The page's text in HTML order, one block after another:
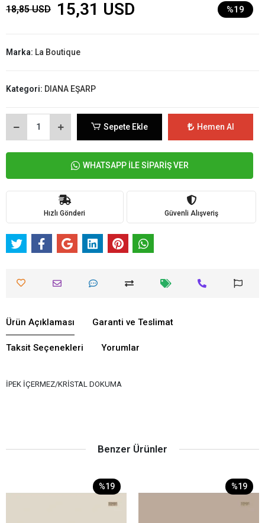
18,85 USD 15,31 USD %19
Marka: La Boutique
Kategori: DIANA EŞARP
Sepete Ekle Hemen Al
WHATSAPP İLE SİPARİŞ VER
Hızlı Gönderi Güvenli Alışveriş
Ürün Açıklaması Garanti ve Teslimat
Taksit Seçenekleri Yorumlar
İPEK İÇERMEZ/KRİSTAL DOKUMA
Benzer Ürünler
%19 %19